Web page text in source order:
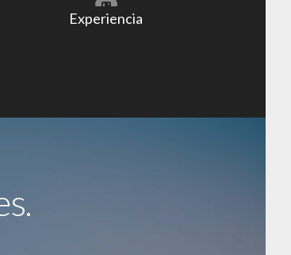
Experiencia